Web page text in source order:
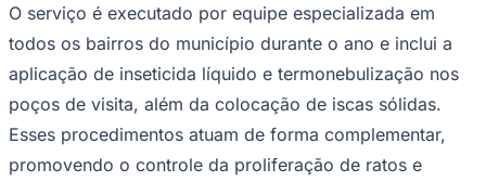
O serviço é executado por equipe especializada em
todos os bairros do município durante o ano e inclui a
aplicação de inseticida líquido e termonebulização nos
poços de visita, além da colocação de iscas sólidas.
Esses procedimentos atuam de forma complementar,
promovendo o controle da proliferação de ratos e